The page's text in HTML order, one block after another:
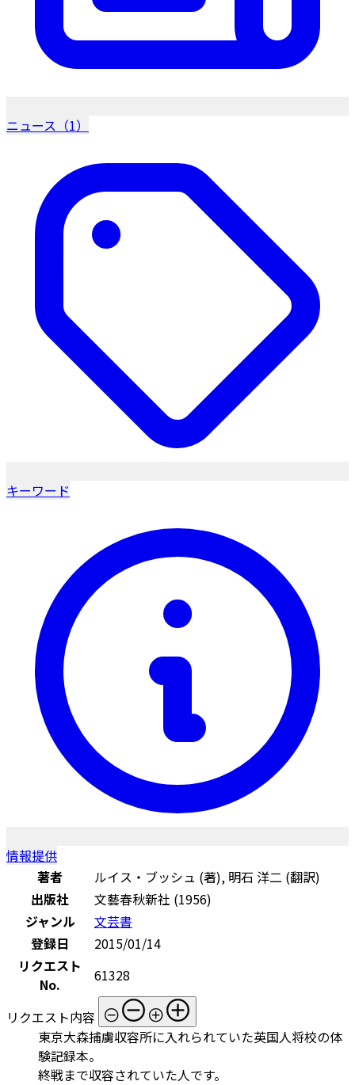
ニュース（1）
キーワード
情報提供
著者
ルイス・ブッシュ (著), 明石 洋二 (翻訳)
出版社
文藝春秋新社 (1956)
ジャンル
文芸書
登録日
2015/01/14
リクエスト
No.
61328
リクエスト内容
東京大森捕虜収容所に入れられていた英国人将校の体
験記録本。
終戦まで収容されていた人です。